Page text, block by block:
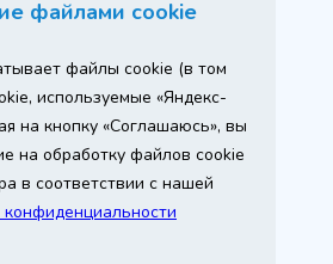
файлами cookie
файлы cookie (в том
используемые «Яндекс-
на кнопку «Соглашаюсь», вы
на обработку файлов cookie
в соответствии с нашей
конфиденциальности
о товарах носит
является публичной
пунктом 2 статьи 437 ГК РФ.
информации о наличии и
и (или) услуг,
к менеджеру сайта по
сайта ссылка